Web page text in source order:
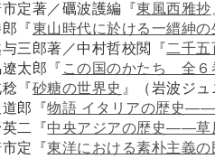
定著／礪波護編『東風西雅抄
『東山時代に於ける一縉紳の
三郎著／中村哲校閲『二千五
太郎『 この国のかたち 全６
稔『砂糖の世界史 』（岩波ジュ
郎『物語 イタリアの歴史――
英二『中央アジアの歴史――草
定『東洋における素朴主義